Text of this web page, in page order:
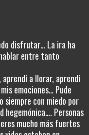
disfrutar… La ira ha
entre tanto
a llorar, aprendí
emociones… Pude
con miedo por
hegemónica…. Personas
mucho más fuertes